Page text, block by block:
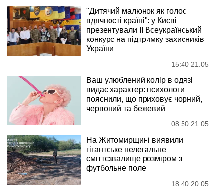
"Дитячий малюнок як голос
вдячності країні": у Києві
презентували ІІ Всеукраїнський
конкурс на підтримку захисників
України
15:40 21.05
Ваш улюблений колір в одязі
видає характер: психологи
пояснили, що приховує чорний,
червоний та бежевий
08:50 21.05
На Житомирщині виявили
гігантське нелегальне
сміттєзвалище розміром з
футбольне поле
18:40 20.05